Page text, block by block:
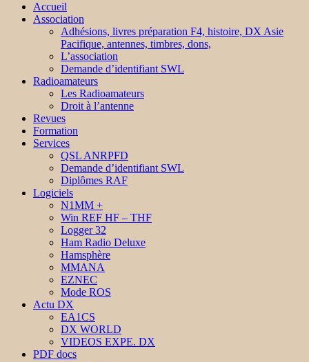
Accueil
Association
Adhésions, livres préparation F4, histoire, DX Asie
Pacifique, antennes, timbres, dons,
L’association
Demande d’identifiant SWL
Radioamateurs
Les Radioamateurs
Droit à l’antenne
Revues
Formation
Services
QSL ANRPFD
Demande d’identifiant SWL
Diplômes RAF
Logiciels
N1MM +
Win REF HF – THF
Logger 32
Ham Radio Deluxe
Hamsphère
MMANA
EZNEC
Mode ROS
Actu DX
EA1CS
DX WORLD
VIDEOS EXPE. DX
PDF docs